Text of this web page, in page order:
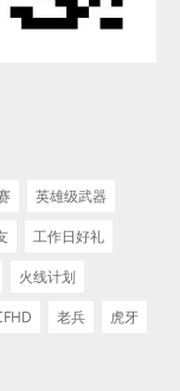
英雄级武器
工作日好礼
火线计划
老兵
虎牙